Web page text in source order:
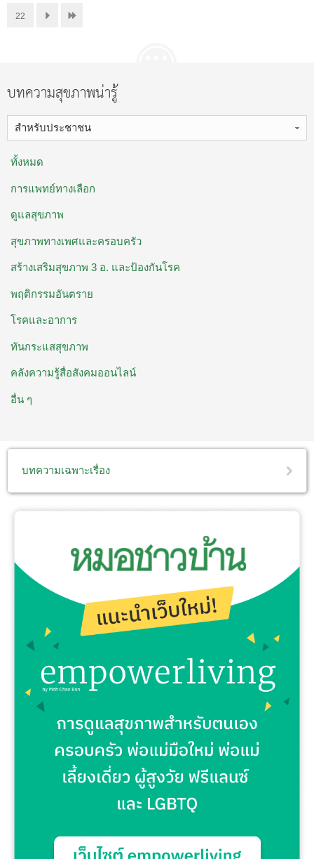
22
บทความสุขภาพน่ารู้
สำหรับประชาชน
ทั้งหมด
การแพทย์ทางเลือก
ดูแลสุขภาพ
สุขภาพทางเพศและครอบครัว
สร้างเสริมสุขภาพ 3 อ. ​และป้องกันโรค
พฤติกรรมอันตราย
โรคและอาการ
ทันกระแสสุขภาพ
คลังความรู้สื่อสังคมออนไลน์
อื่น ๆ
บทความเฉพาะเรื่อง